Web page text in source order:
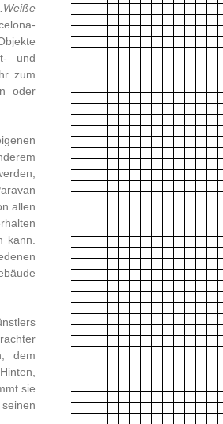
und
zum
oder
allen
kann.
dem
sie